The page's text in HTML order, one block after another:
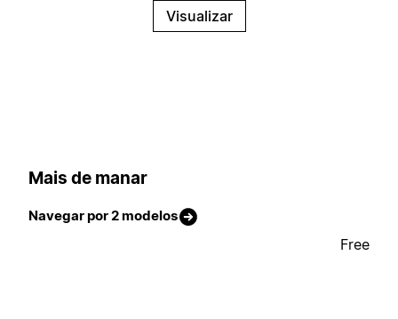
Visualizar
Mais de manar
Navegar por 2 modelos
Free